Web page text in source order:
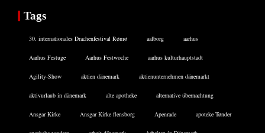
Tags
30. internationales Drachenfestival Rømø aalborg aarhus
Aarhus Festuge Aarhus Festwoche aarhus kulturhauptstadt
Agility-Show aktien dänemark aktienunternehmen dänemarkt
aktivurlaub in dänemark alte apotheke alternative übernachtung
Ansgar Kirke Ansgar Kirke flensborg Apenrade apoteke Tønder